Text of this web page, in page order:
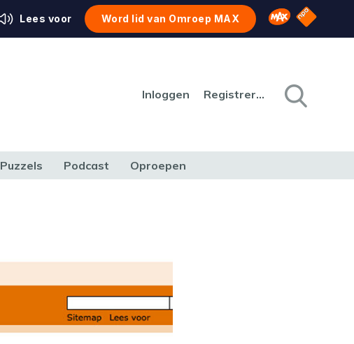
Lees voor Word lid van Omroep MAX Omroep MAX
NPO
Inloggen Registreren
Puzzels Podcast Oproepen